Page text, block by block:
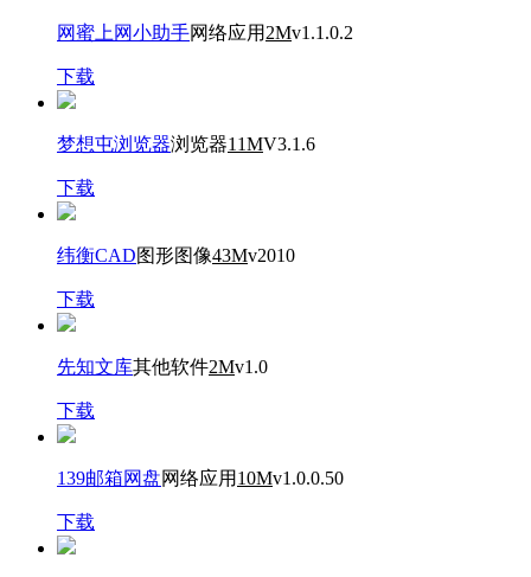
网蜜上网小助手网络应用 2Mv1.1.0.2
下载
梦想屯浏览器浏览器11MV3.1.6
下载
纬衡CAD图形图像43Mv2010
下载
先知文库其他软件2Mv1.0
下载
139邮箱网盘网络应用 10Mv1.0.0.50
下载